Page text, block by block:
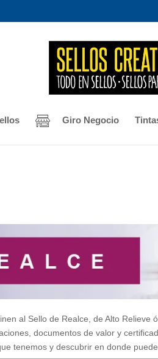
Giro Negocio
al Sello de Realce, de Alto Relieve
documentos de valor y
tenemos y descubrir en donde